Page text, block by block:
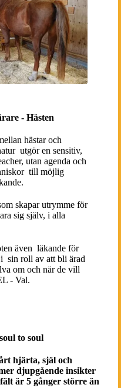
- Hästen
hästar och
utgör en sensitiv,
utan agenda och
till möjlig
skapar utrymme för
sig själv, i alla
även läkande för
sin roll av att bli ärad
om och när de vill
- Val.
to soul
hjärta, själ och
djupgående insikter
är 5 gånger större än